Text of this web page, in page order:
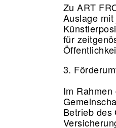
Zu ART
Auslage
für
3.
Im
Betrieb des